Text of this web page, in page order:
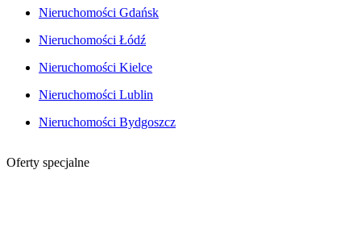
Nieruchomości Gdańsk
Nieruchomości Łódź
Nieruchomości Kielce
Nieruchomości Lublin
Nieruchomości Bydgoszcz
Oferty specjalne